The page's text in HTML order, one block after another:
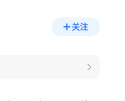
关注